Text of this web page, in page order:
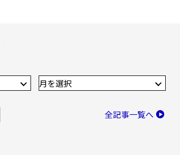
全記事一覧へ